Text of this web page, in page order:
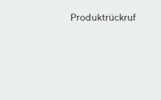
Produktrückruf